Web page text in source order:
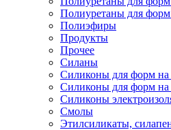
Полиуретаны для
Полиэфиры
Продукты
Прочее
Силаны
Силиконы для форм на
Силиконы для форм на
Силиконы
Смолы
Этилсиликаты,